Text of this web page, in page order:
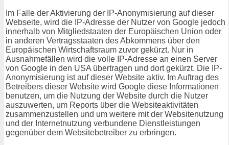
Im Falle der Aktivierung der IP-Anonymisierung auf dieser
Webseite, wird die IP-Adresse der Nutzer von Google jedoch
innerhalb von Mitgliedstaaten der Europäischen Union oder
in anderen Vertragsstaaten des Abkommens über den
Europäischen Wirtschaftsraum zuvor gekürzt. Nur in
Ausnahmefällen wird die volle IP-Adresse an einen Server
von Google in den USA übertragen und dort gekürzt. Die IP-
Anonymisierung ist auf dieser Website aktiv. Im Auftrag des
Betreibers dieser Website wird Google diese Informationen
benutzen, um die Nutzung der Website durch die Nutzer
auszuwerten, um Reports über die Websiteaktivitäten
zusammenzustellen und um weitere mit der Websitenutzung
und der Internetnutzung verbundene Dienstleistungen
gegenüber dem Websitebetreiber zu erbringen.